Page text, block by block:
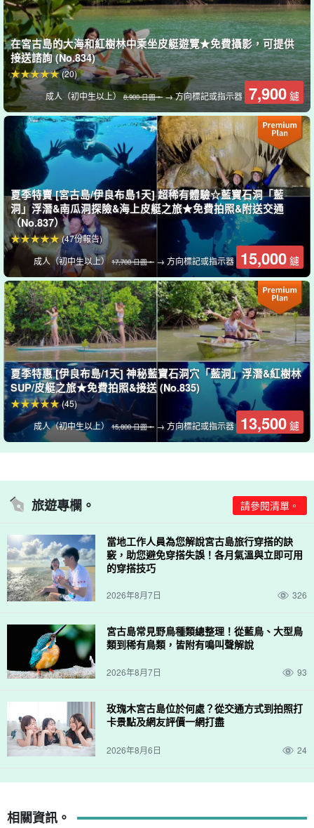
SUP 比想像中容易。值得拍照的活動!我們也提供雙人獨木舟，特別
適合兒童和情侶。
免費照片資料贈品
參觀期間，導遊會用特制的防水相機為您拍照、免費資料贈送。我
們有。
遊覽所需的設備可以免費租借，因此您不需要攜帶任何物品，也不
必擔心額外的費用！
在宮古島的大海和紅樹林中乘坐皮艇遊覽★免費攝影，可提供
接送諮詢 (No.834)
成人（初中生以上）8,900 日圓。→ 方向標記或指示器 7,900 鑢
(20)
夏季特賣 [宮古島/伊良布島1天] 超稀有體驗☆藍寶石洞「藍
洞」浮潛&南瓜洞探險&海上皮艇之旅★免費拍照&附送交通
（No.837）
成人（初中生以上）17,700 日圓。 → 方向標記或指示器 15,000 鑢
(47份報告)
夏季特惠 [伊良布島/1天] 神秘藍寶石洞穴「藍洞」浮潛&紅樹林
SUP/皮艇之旅★免費拍照&接送 (No.835)
成人（初中生以上） 15,800 日圓。 → 方向標記或指示器 13,500 鑢
(45)
旅遊專欄。 請參閱清單。
當地工作人員為您解說宮古島旅行穿搭的訣
竅，助您避免穿搭失誤！各月氣溫與立即可用
的穿搭技巧
2026年8月7日 326
宮古島常見野鳥種類總整理！從藍鳥、大型鳥
類到稀有鳥類，皆附有鳴叫聲解說
2026年8月7日 93
玫瑰木宮古島位於何處？從交通方式到拍照打
卡景點及網友評價一網打盡
2026年8月6日 24
相關資訊。